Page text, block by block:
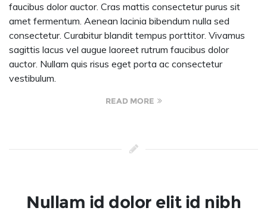
faucibus dolor auctor. Cras mattis consectetur purus sit
amet fermentum. Aenean lacinia bibendum nulla sed
consectetur. Curabitur blandit tempus porttitor. Vivamus
sagittis lacus vel augue laoreet rutrum faucibus dolor
auctor. Nullam quis risus eget porta ac consectetur
vestibulum.
READ MORE
Nullam id dolor elit id nibh